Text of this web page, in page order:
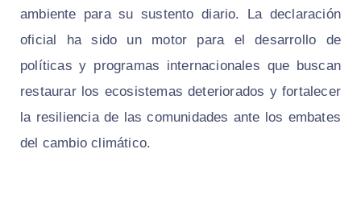
ambiente para su sustento diario. La declaración
oficial ha sido un motor para el desarrollo de
políticas y programas internacionales que buscan
restaurar los ecosistemas deteriorados y fortalecer
la resiliencia de las comunidades ante los embates
del cambio climático.